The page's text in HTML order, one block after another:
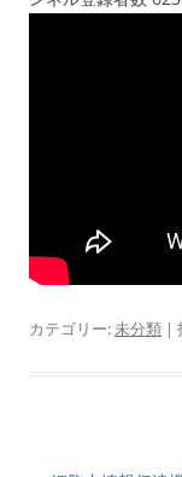
カテゴリー:未分類 |